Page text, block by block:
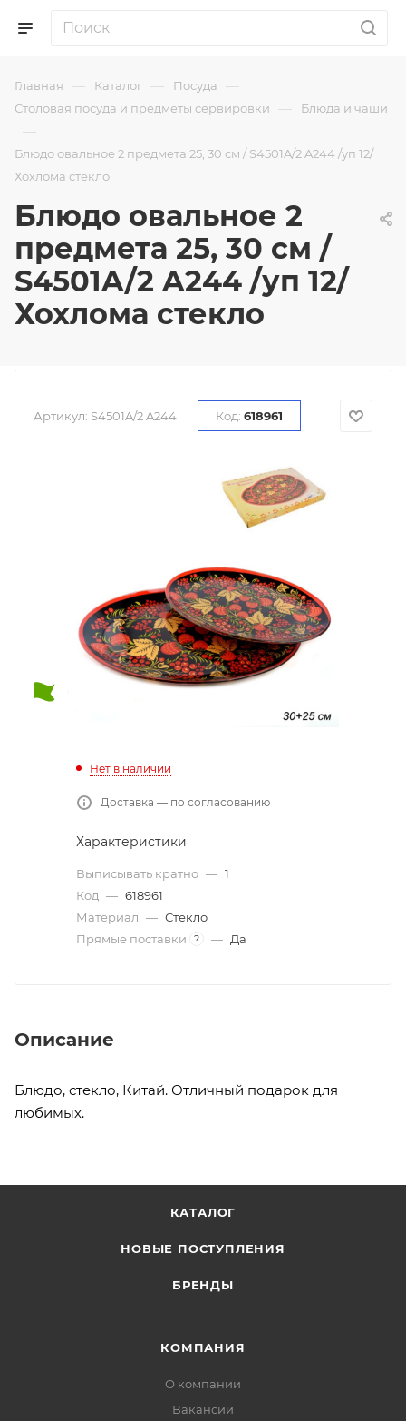
Главная — Каталог — Посуда —
Столовая посуда и предметы сервировки — Блюда и чаши
—
Блюдо овальное 2 предмета 25, 30 см / S4501A/2 A244 /уп 12/
Хохлома стекло
Блюдо овальное 2
предмета 25, 30 см /
S4501A/2 A244 /уп 12/
Хохлома стекло
Артикул: S4501A/2 A244 Код: 618961
Нет в наличии
Доставка — по согласованию
Характеристики
Выписывать кратно — 1
Код — 618961
Материал — Стекло
Прямые поставки
? — Да
Описание
Блюдо, стекло, Китай. Отличный подарок для
любимых.
КАТАЛОГ
НОВЫЕ ПОСТУПЛЕНИЯ
БРЕНДЫ
КОМПАНИЯ
О компании
Вакансии